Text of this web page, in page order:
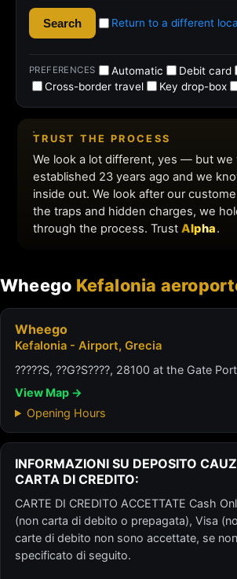
Wheego Kefalonia
Wheego
Kefalonia - Airport, Grecia
?????S, ??G?S????, 28100 at the Gate
View Map →
Opening Hours
INFORMAZIONI SU DEPOSITO
CARTA DI CREDITO:
CARTE DI CREDITO ACCETTATE Cash
(non carta di debito o prepagata), Visa
carte di debito non sono accettate, se
specificato di seguito.